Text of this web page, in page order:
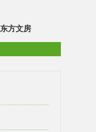
东方文房